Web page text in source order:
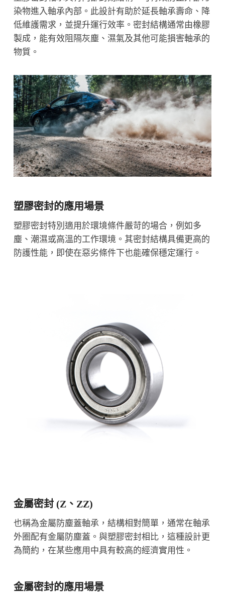
染物進入軸承內部。此設計有助於延長軸承壽命、降
低維護需求，並提升運行效率。密封結構通常由橡膠
製成，能有效阻隔灰塵、濕氣及其他可能損害軸承的
物質。
塑膠密封的應用場景
塑膠密封特別適用於環境條件嚴苛的場合，例如多
塵、潮濕或高溫的工作環境。其密封結構具備更高的
防護性能，即使在惡劣條件下也能確保穩定運行。
金屬密封 (Z、ZZ)
也稱為金屬防塵蓋軸承，結構相對簡單，通常在軸承
外圈配有金屬防塵蓋。與塑膠密封相比，這種設計更
為簡約，在某些應用中具有較高的經濟實用性。
金屬密封的應用場景